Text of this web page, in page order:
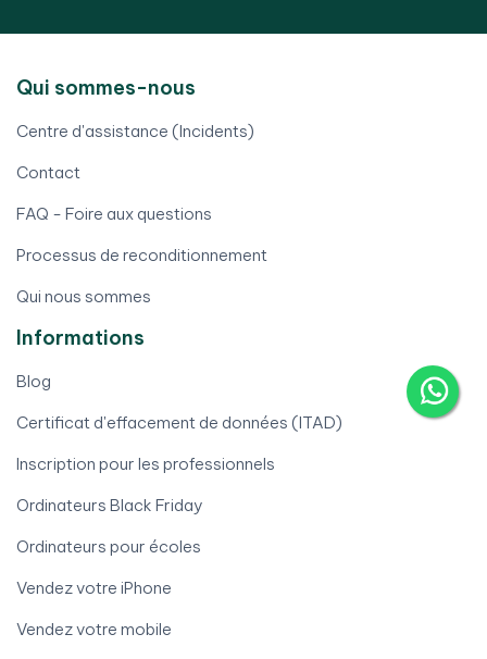
Qui sommes-nous
Centre d'assistance (Incidents)
Contact
FAQ - Foire aux questions
Processus de reconditionnement
Qui nous sommes
Informations
Blog
Certificat d'effacement de données (ITAD)
Inscription pour les professionnels
Ordinateurs Black Friday
Ordinateurs pour écoles
Vendez votre iPhone
Vendez votre mobile